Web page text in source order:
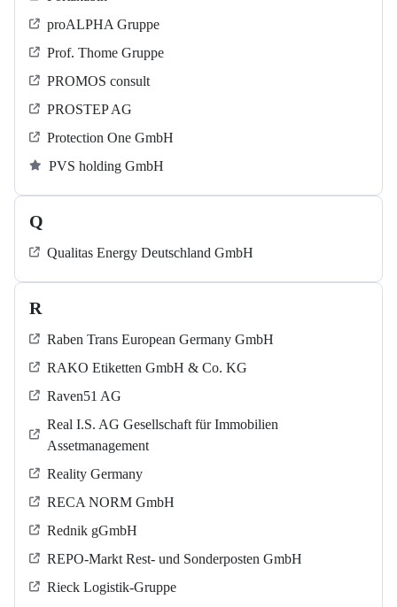
proALPHA Gruppe
Prof. Thome Gruppe
PROMOS consult
PROSTEP AG
Protection One GmbH
PVS holding GmbH
Q
Qualitas Energy Deutschland GmbH
R
Raben Trans European Germany GmbH
RAKO Etiketten GmbH & Co. KG
Raven51 AG
Real I.S. AG Gesellschaft für Immobilien
Assetmanagement
Reality Germany
RECA NORM GmbH
Rednik gGmbH
REPO-Markt Rest- und Sonderposten GmbH
Rieck Logistik-Gruppe